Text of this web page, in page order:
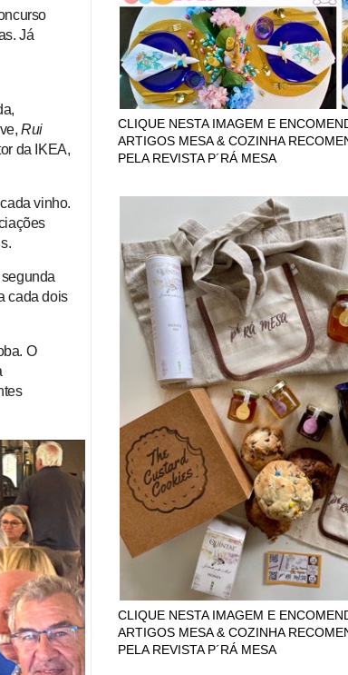
Já
Rui
da IKEA,
vinho.
cada dois
O
CLIQUE NESTA IMAGEM E
ARTIGOS MESA & COZINHA
PELA REVISTA P´RÁ MESA
CLIQUE NESTA IMAGEM E
ARTIGOS MESA & COZINHA
PELA REVISTA P´RÁ MESA